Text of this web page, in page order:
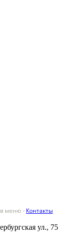
меню - Контакты
ул., 75